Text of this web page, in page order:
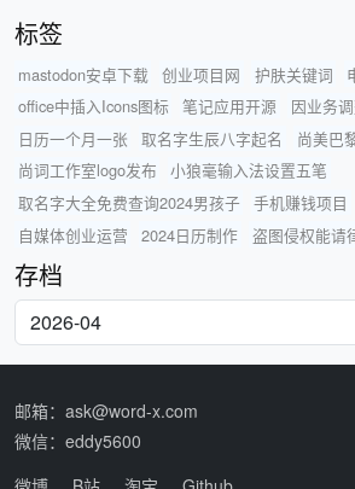
标签
mastodon安卓下载 创业项目网 护肤关键词
office中插入Icons图标
笔记应用开源
因业务
日历一个月一张
取名字生辰八字起名 尚美巴
尚词工作室logo发布
小狼毫输入法设置五笔
取名字大全免费查询2024男孩子
手机赚钱项目
自媒体创业运营
2024日历制作 盗图侵权能请
存档
邮箱：ask@word-x.com
微信：eddy5600